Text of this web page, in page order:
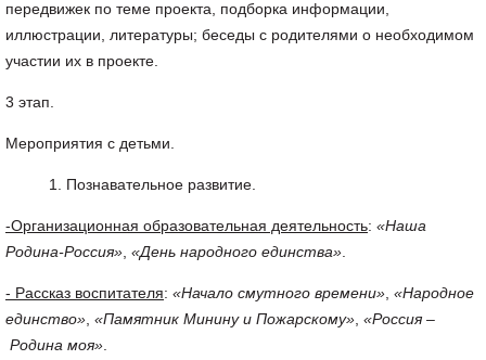
передвижек по теме проекта, подборка информации,
иллюстрации, литературы; беседы с родителями о необходимом
участии их в проекте.
3 этап.
Мероприятия с детьми.
Познавательное развитие.
-Организационная образовательная деятельность: «Наша
Родина-Россия» «День народного единства»
- Рассказ воспитателя: «Начало смутного времени» «Народное
единство» «Памятник Минину и Пожарскому» «Россия –
Родина моя»